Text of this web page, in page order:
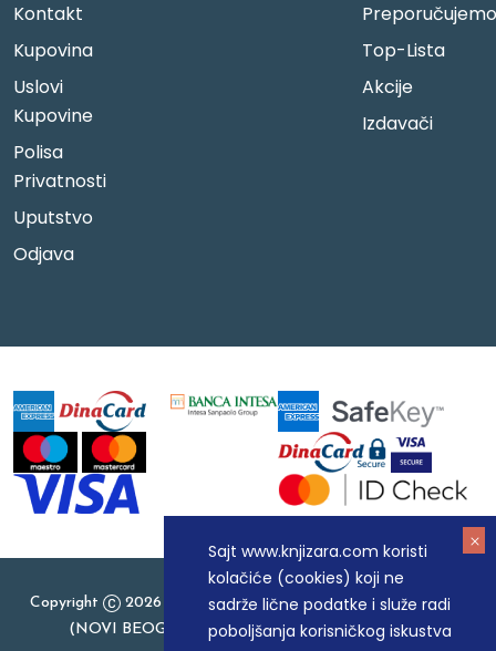
Sajt www.knjizara.com koristi
kolačiće (cookies) koji ne
sadrže lične podatke i služe radi
poboljšanja korisničkog iskustva
Kontakt
Kupovina
Uslovi
Kupovine
Polisa
Privatnosti
Uputstvo
Odjava
Preporučujemo
Top-Lista
Akcije
Izdavači
Copyright
2026 Knjizara.com - MAKART DOO BEOGRAD
(NOVI BEOGRAD), PIB: 105184104, MB: 20337524